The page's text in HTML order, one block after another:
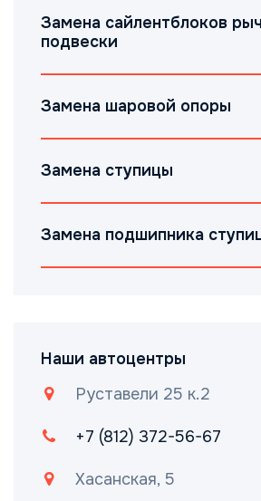
Замена сайлентблоков
подвески
Замена шаровой опоры
Замена ступицы
Замена подшипника
Наши автоцентры
Руставели 25 к.2
+7 (812) 372-56-67
Хасанская, 5